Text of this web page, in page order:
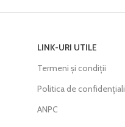
LINK-URI UTILE
Termeni și condiții
Politica de
ANPC